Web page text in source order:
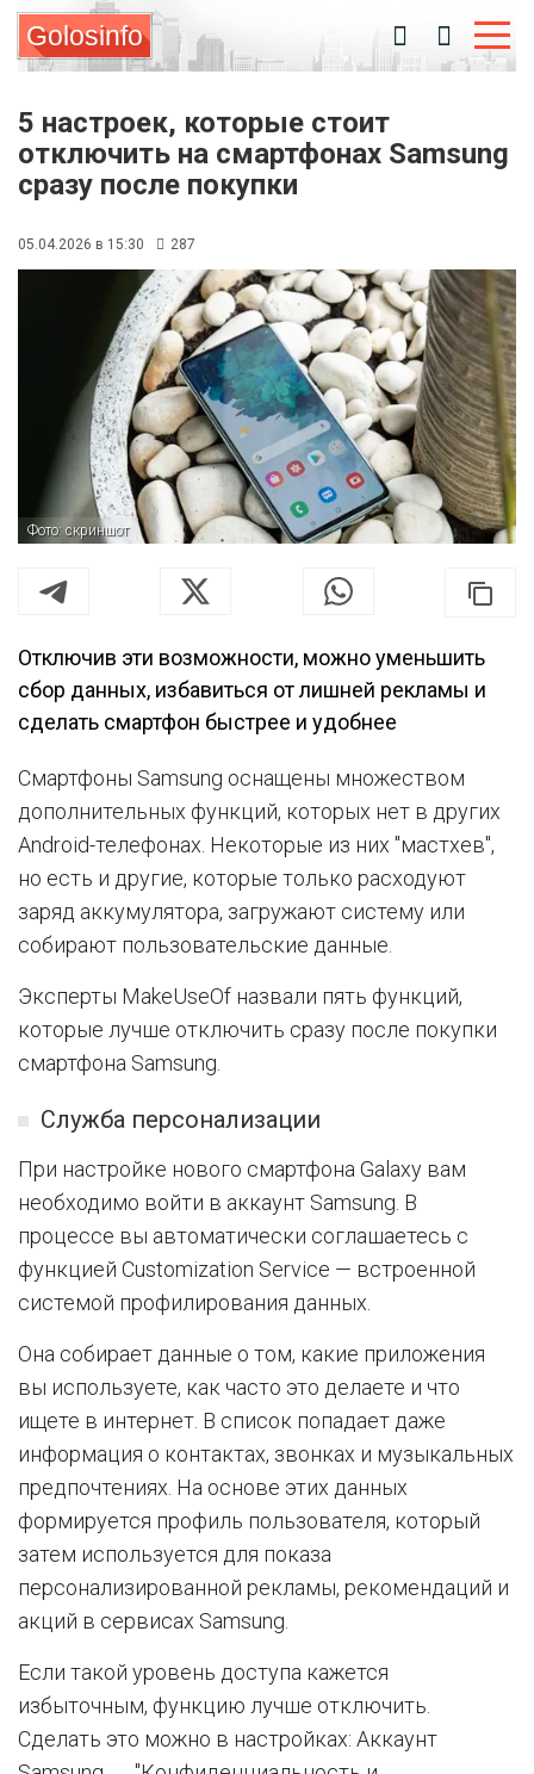
Golosinfo
5 настроек, которые стоит
отключить на смартфонах Samsung
сразу после покупки
05.04.2026 в 15:30 287
Фото: скриншот
Отключив эти возможности, можно уменьшить
сбор данных, избавиться от лишней рекламы и
сделать смартфон быстрее и удобнее
Смартфоны Samsung оснащены множеством
дополнительных функций, которых нет в других
Android-телефонах. Некоторые из них "мастхев",
но есть и другие, которые только расходуют
заряд аккумулятора, загружают систему или
собирают пользовательские данные.
Эксперты MakeUseOf назвали пять функций,
которые лучше отключить сразу после покупки
смартфона Samsung.
Служба персонализации
При настройке нового смартфона Galaxy вам
необходимо войти в аккаунт Samsung. В
процессе вы автоматически соглашаетесь с
функцией Customization Service — встроенной
системой профилирования данных.
Она собирает данные о том, какие приложения
вы используете, как часто это делаете и что
ищете в интернет. В список попадает даже
информация о контактах, звонках и музыкальных
предпочтениях. На основе этих данных
формируется профиль пользователя, который
затем используется для показа
персонализированной рекламы, рекомендаций и
акций в сервисах Samsung.
Если такой уровень доступа кажется
избыточным, функцию лучше отключить.
Сделать это можно в настройках: Аккаунт